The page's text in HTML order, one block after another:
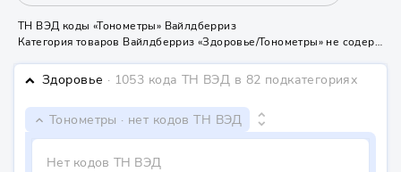
ТН ВЭД коды «Тонометры» Вайлдберриз
Категория товаров Вайлдберриз «Здоровье/Тонометры» не содержит ТН ВЭД кодов
keyboard_arrow_down Здоровье · 1053 кода ТН ВЭД в 82 подкатегориях
keyboard_arrow_down Тонометры · нет кодов ТН ВЭД unfold_more
Нет кодов ТН ВЭД